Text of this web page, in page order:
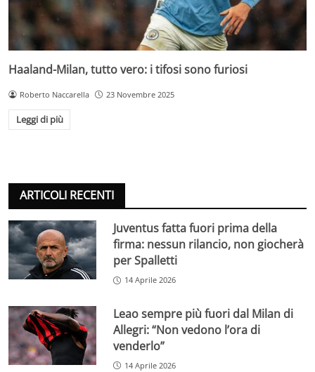
Haaland-Milan, tutto vero: i tifosi sono furiosi
Roberto Naccarella 23 Novembre 2025
Leggi di più
ARTICOLI RECENTI
Juventus fatta fuori prima della
firma: nessun rilancio, non giocherà
per Spalletti
14 Aprile 2026
Leao sempre più fuori dal Milan di
Allegri: “Non vedono l’ora di
venderlo”
14 Aprile 2026